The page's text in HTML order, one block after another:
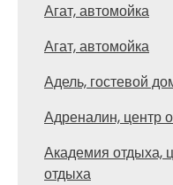
Агат, автомойка
Агат, автомойка
Адель, гостевой
Адреналин, центр
Академия отдыха,
отдыха